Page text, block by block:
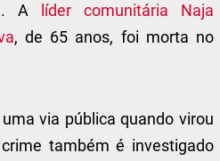
A
líder comunitária Naja
, de 65 anos, foi morta no
via pública quando virou
também é investigado